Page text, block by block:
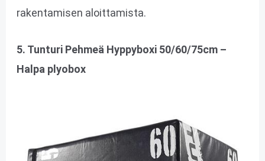
rakentamisen aloittamista.
5. Tunturi Pehmeä Hyppyboxi 50/60/75cm –
Halpa plyobox